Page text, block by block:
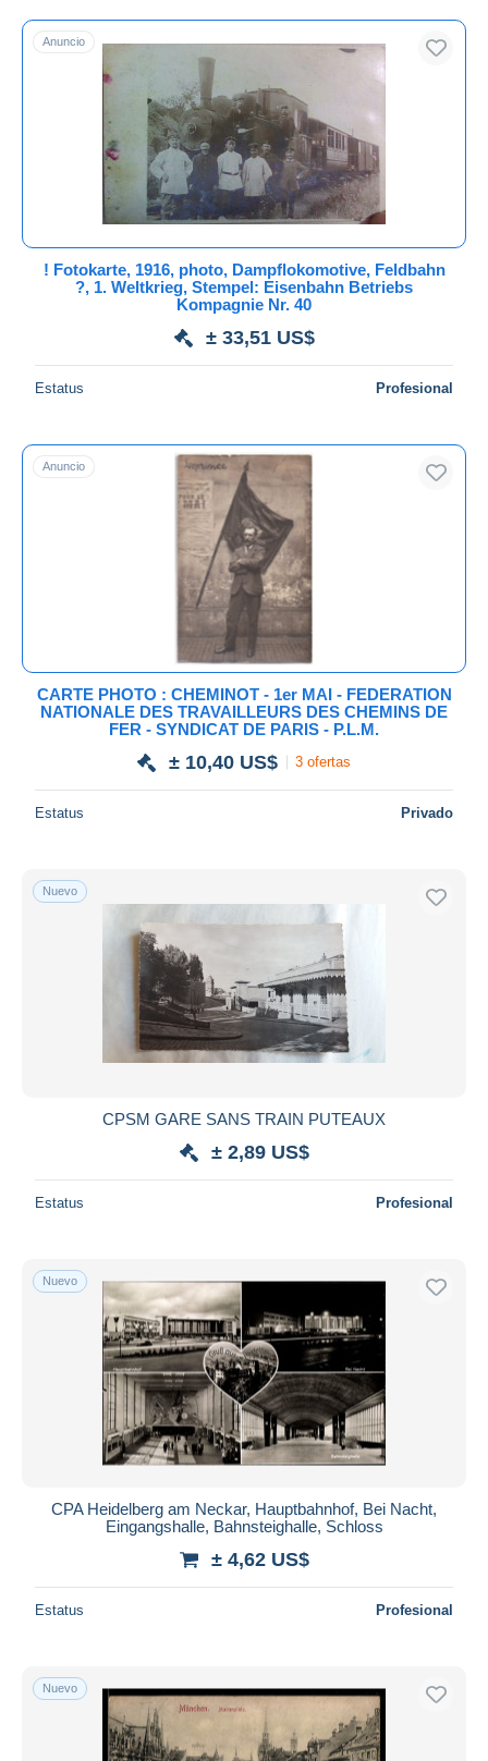
Métodos de pago
PayPal
Transferencia bancaria
Visa
Mastercard
Bancontact
iDeal
Maestro
Mundo entero
Aplicar
Anuncio
! Fotokarte, 1916, photo, Dampflokomotive, Feldbahn
?, 1. Weltkrieg, Stempel: Eisenbahn Betriebs
Kompagnie Nr. 40
± 33,51 US$
Estatus Profesional
Anuncio
CARTE PHOTO : CHEMINOT - 1er MAI - FEDERATION
NATIONALE DES TRAVAILLEURS DES CHEMINS DE
FER - SYNDICAT DE PARIS - P.L.M.
± 10,40 US$ 3 ofertas
Estatus Privado
Nuevo
CPSM GARE SANS TRAIN PUTEAUX
± 2,89 US$
Estatus Profesional
Nuevo
CPA Heidelberg am Neckar, Hauptbahnhof, Bei Nacht,
Eingangshalle, Bahnsteighalle, Schloss
± 4,62 US$
Estatus Profesional
Nuevo